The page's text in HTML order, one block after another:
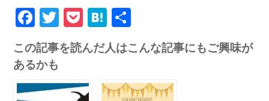
Facebook
Twitter
PocketHatena
有
この記事を読んだ人はこんな記事にもご興味が
あるかも